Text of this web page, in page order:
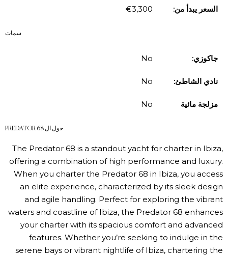
السعر يبدأ من: €3,300
سمات
جاكوزي: No
نادي الشاطئ: No
مزلجة مائية No
حول ال PREDATOR 68
The Predator 68 is a standout yacht for charter in Ibiza,
offering a combination of high performance and luxury.
When you charter the Predator 68 in Ibiza, you access
an elite experience, characterized by its sleek design
and agile handling. Perfect for exploring the vibrant
waters and coastline of Ibiza, the Predator 68 enhances
your charter with its spacious comfort and advanced
features. Whether you’re seeking to indulge in the
serene bays or vibrant nightlife of Ibiza, chartering the